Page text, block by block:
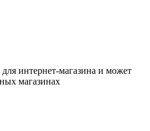
интернет-магазина и может
магазинах